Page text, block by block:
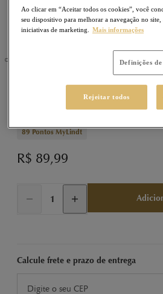
Sku430460
LINDOR Caixa de Trufas
89Pontos MyLindt
R$ 89,99
Calcule frete e prazo de entrega
Ao clicar em “Aceitar todos os cookies”, você
seu dispositivo para melhorar a navegação no
iniciativas de marketing. Mais informações
Definições
Rejeitar todos